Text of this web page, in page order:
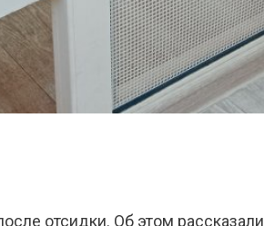
отсидки. Об этом рассказали